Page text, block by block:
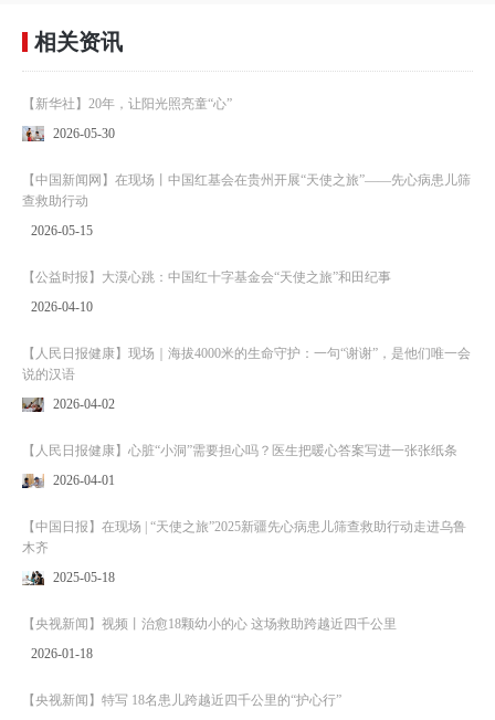
相关资讯
【新华社】20年，让阳光照亮童“心”
2026-05-30
【中国新闻网】在现场丨中国红基会在贵州开展“天使之旅”——先心病患儿筛
查救助行动
2026-05-15
【公益时报】大漠心跳：中国红十字基金会“天使之旅”和田纪事
2026-04-10
【人民日报健康】现场｜海拔4000米的生命守护：一句“谢谢”，是他们唯一会
说的汉语
2026-04-02
【人民日报健康】心脏“小洞”需要担心吗？医生把暖心答案写进一张张纸条
2026-04-01
【中国日报】在现场 | “天使之旅”2025新疆先心病患儿筛查救助行动走进乌鲁
木齐
2025-05-18
【央视新闻】视频丨治愈18颗幼小的心 这场救助跨越近四千公里
2026-01-18
【央视新闻】特写 18名患儿跨越近四千公里的“护心行”